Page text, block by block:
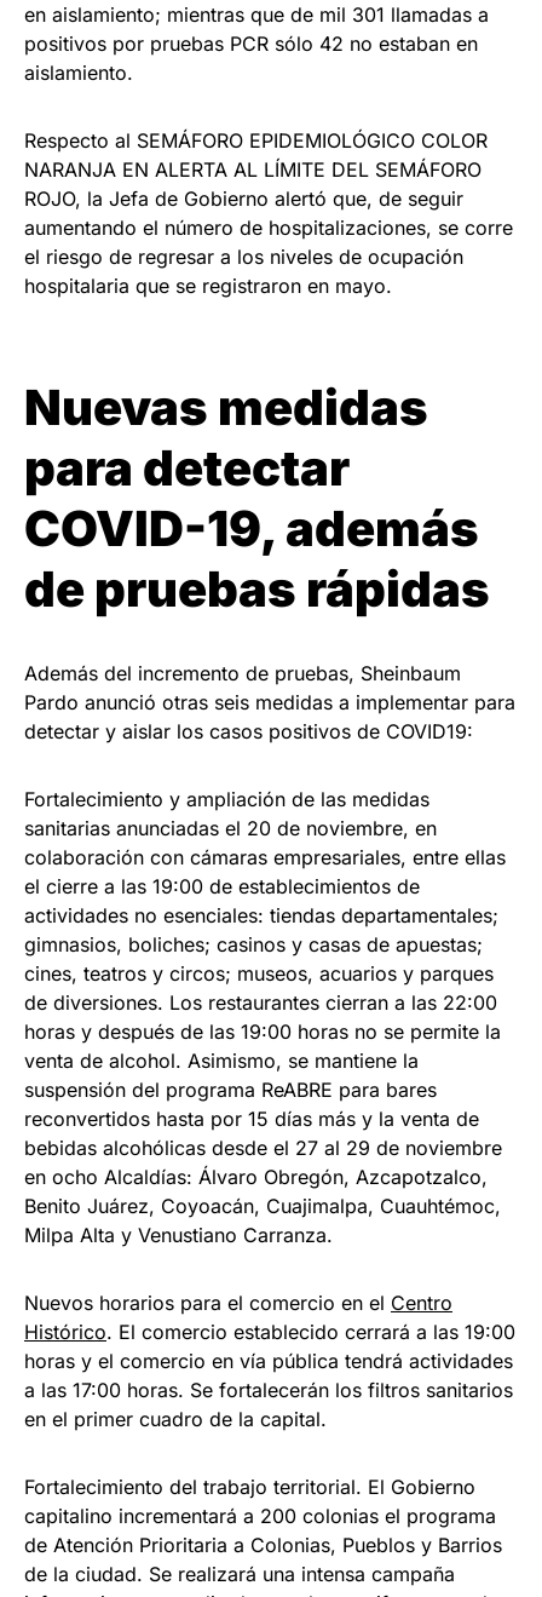
en aislamiento; mientras que de mil 301 llamadas a
positivos por pruebas PCR sólo 42 no estaban en
aislamiento.
Respecto al SEMÁFORO EPIDEMIOLÓGICO COLOR
NARANJA EN ALERTA AL LÍMITE DEL SEMÁFORO
ROJO, la Jefa de Gobierno alertó que, de seguir
aumentando el número de hospitalizaciones, se corre
el riesgo de regresar a los niveles de ocupación
hospitalaria que se registraron en mayo.
Nuevas medidas
para detectar
COVID-19, además
de pruebas rápidas
Además del incremento de pruebas, Sheinbaum
Pardo anunció otras seis medidas a implementar para
detectar y aislar los casos positivos de COVID19:
Fortalecimiento y ampliación de las medidas
sanitarias anunciadas el 20 de noviembre, en
colaboración con cámaras empresariales, entre ellas
el cierre a las 19:00 de establecimientos de
actividades no esenciales: tiendas departamentales;
gimnasios, boliches; casinos y casas de apuestas;
cines, teatros y circos; museos, acuarios y parques
de diversiones. Los restaurantes cierran a las 22:00
horas y después de las 19:00 horas no se permite la
venta de alcohol. Asimismo, se mantiene la
suspensión del programa ReABRE para bares
reconvertidos hasta por 15 días más y la venta de
bebidas alcohólicas desde el 27 al 29 de noviembre
en ocho Alcaldías: Álvaro Obregón, Azcapotzalco,
Benito Juárez, Coyoacán, Cuajimalpa, Cuauhtémoc,
Milpa Alta y Venustiano Carranza.
Nuevos horarios para el comercio en el Centro
Histórico. El comercio establecido cerrará a las 19:00
horas y el comercio en vía pública tendrá actividades
a las 17:00 horas. Se fortalecerán los filtros sanitarios
en el primer cuadro de la capital.
Fortalecimiento del trabajo territorial. El Gobierno
capitalino incrementará a 200 colonias el programa
de Atención Prioritaria a Colonias, Pueblos y Barrios
de la ciudad. Se realizará una intensa campaña